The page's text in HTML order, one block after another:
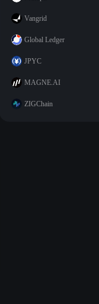
Vangrid
Global Ledger
JPYC
MAGNE.AI
ZIGChain